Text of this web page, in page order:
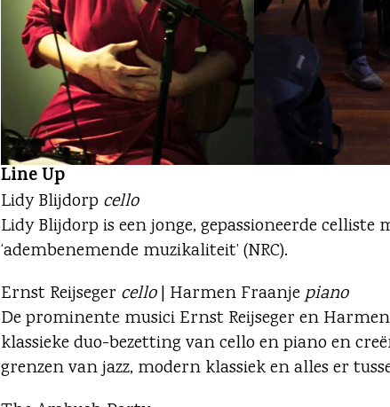
Line Up
Lidy Blijdorp cello
Lidy Blijdorp is een jonge, gepassioneerde
‘adembenemende muzikaliteit’ (NRC).
Ernst Reijseger cello| Harmen Fraanje piano
De prominente musici Ernst Reijseger en
klassieke duo-bezetting van cello en piano en
grenzen van jazz, modern klassiek en alles er